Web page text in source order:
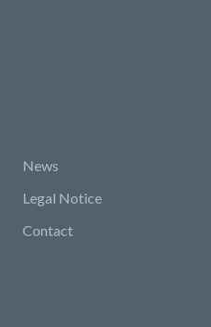
News
Legal Notice
Contact